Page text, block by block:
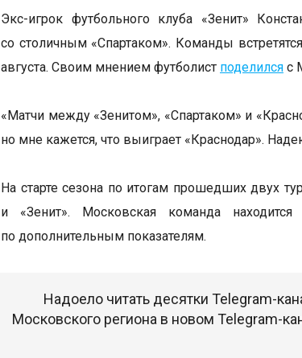
Экс-игрок футбольного клуба «Зенит»
со столичным «Спартаком». Команды
августа. Своим мнением футболист поделился с
«Матчи между «Зенитом», «Спартаком» и
но мне кажется, что выиграет «Краснодар».
На старте сезона по итогам прошедших двух
и «Зенит». Московская команда
по дополнительным показателям.
Надоело читать десятки Telegram-
Московского региона в новом Telegram-